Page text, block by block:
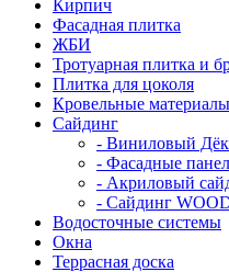
Кирпич
Фасадная плитка
ЖБИ
Тротуарная плитка и
Плитка для цоколя
Кровельные материалы
Сайдинг
- Виниловый
- Фасадные
- Акриловый
- Сайдинг
Водосточные системы
Окна
Террасная доска